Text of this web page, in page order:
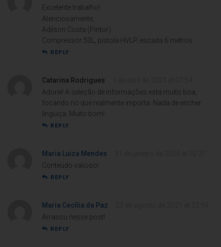
Excelente trabalho!
Atenciosamente,
Adilson Costa (Pintor)
Compressor 50L, pistola HVLP, escada 6 metros
REPLY
Catarina Rodrigues
Adorei! A seleção de informações está muito boa,
focando no que realmente importa. Nada de encher
linguiça. Muito bom!
REPLY
Maria Luiza Mendes
Conteúdo valioso!
REPLY
Maria Cecília da Paz
Arrasou nesse post!
REPLY